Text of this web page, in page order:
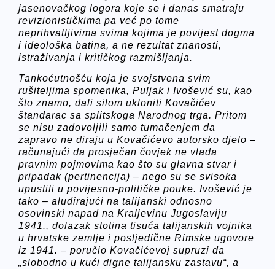
jasenovačkog logora koje se i danas smatraju
revizionističkima pa već po tome
neprihvatljivima svima kojima je povijest dogma
i ideološka batina, a ne rezultat znanosti,
istraživanja i kritičkog razmišljanja.
Tankoćutnošću koja je svojstvena svim
rušiteljima spomenika, Puljak i Ivošević su, kao
što znamo, dali silom ukloniti Kovačićev
štandarac sa splitskoga Narodnog trga. Pritom
se nisu zadovoljili samo tumačenjem da
zapravo ne diraju u Kovačićevo autorsko djelo –
računajući da prosječan čovjek ne vlada
pravnim pojmovima kao što su glavna stvar i
pripadak (pertinencija) – nego su se svisoka
upustili u povijesno-političke pouke. Ivošević je
tako – aludirajući na talijanski odnosno
osovinski napad na Kraljevinu Jugoslaviju
1941., dolazak stotina tisuća talijanskih vojnika
u hrvatske zemlje i posljedične Rimske ugovore
iz 1941. – poručio Kovačićevoj supruzi da
„slobodno u kući digne talijansku zastavu“, a